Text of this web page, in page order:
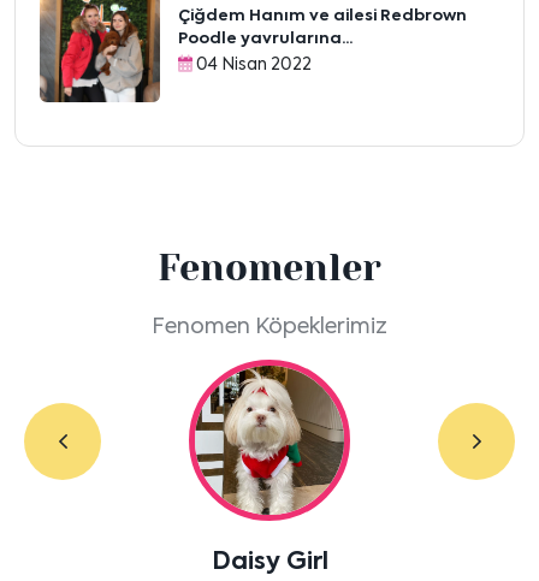
Çiğdem Hanım ve ailesi Redbrown
Poodle yavrularına...
04 Nisan 2022
Fenomenler
Fenomen Köpeklerimiz
Labradoodle Bruno